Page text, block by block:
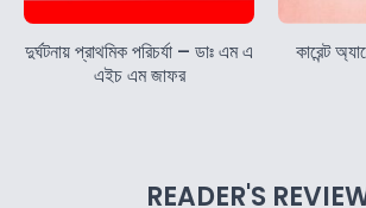
দুর্ঘটনায় প্রাথমিক পরিচর্যা – ডাঃ এম এ
এইচ এম জাফর
কারেন্ট
READER'S